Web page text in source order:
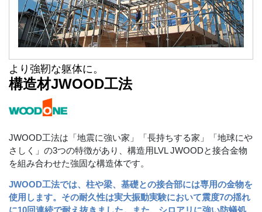
より強靭な躯体に。
構造材JWOOD工法
JWOOD工法は「地震に強い家」「長持ちする家」「地球にや
さしく」の3つの特徴があり、構造用LVL JWOODと接合金物
を組み合わせた強固な構造体です。
JWOOD工法では、柱や梁、基礎との接合部には専用の金物を
使用します。その耐久性は実大振動実験において震度7の揺れ